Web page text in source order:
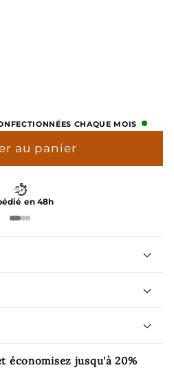
CHAQUE MOIS
au panier
en 48h
économisez jusqu'à 20%